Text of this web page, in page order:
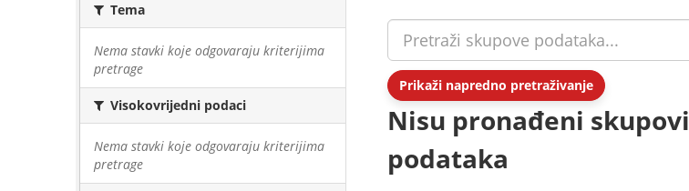
Tema
Nema stavki koje odgovaraju kriterijima
pretrage
Visokovrijedni podaci
Nema stavki koje odgovaraju kriterijima
pretrage
Prikaži napredno pretraživanje
Nisu pronađeni skupovi
podataka